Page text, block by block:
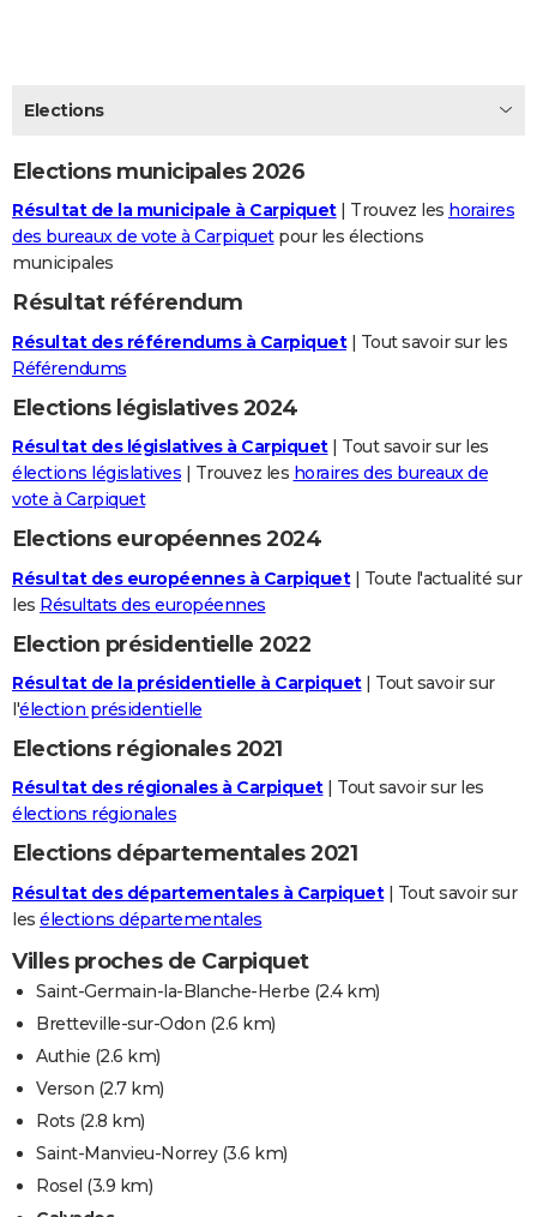
CARTE DE VOEUX
Carte de Noël
Carte Bonne année
Carte Saint-Valentin
Carte Pâques
Carte d'anniversaire
DICTIONNAIRE
Dictionnaire
Biographies
Citations
Expressions
Proverbes
PROGRAMME TV
S'inscrire
Se connecter
Lycées
Collèges
Primaires
Universités
Entreprises
Service militaire
Avis de recherche
AVIS DE DÉCÈS
FORUM
Bricolage
Lifestyle
Culture
Sport
Auto
Television
Voyage
Cinema
Elections
Elections municipales 2026
Résultat de la municipale à Carpiquet| Trouvez les horaires
des bureaux de vote à Carpiquetpour les élections
municipales
Résultat référendum
Résultat des référendums à Carpiquet| Tout savoir sur les
Référendums
Elections législatives 2024
Résultat des législatives à Carpiquet| Tout savoir sur les
élections législatives | Trouvez les horaires des bureaux de
vote à Carpiquet
Elections européennes 2024
Résultat des européennes à Carpiquet| Toute l'actualité sur
les Résultats des européennes
Election présidentielle 2022
Résultat de la présidentielle à Carpiquet| Tout savoir sur
l'élection présidentielle
Elections régionales 2021
Résultat des régionales à Carpiquet| Tout savoir sur les
élections régionales
Elections départementales 2021
Résultat des départementales à Carpiquet| Tout savoir sur
les élections départementales
Villes proches de Carpiquet
Saint-Germain-la-Blanche-Herbe (2.4 km)
Bretteville-sur-Odon (2.6 km)
Authie (2.6 km)
Verson (2.7 km)
Rots (2.8 km)
Saint-Manvieu-Norrey(3.6 km)
Rosel (3.9 km)